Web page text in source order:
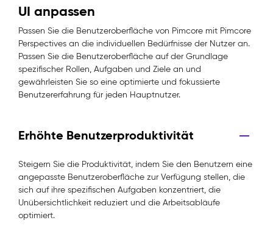
UI anpassen
Passen Sie die Benutzeroberfläche von Pimcore mit Pimcore
Perspectives an die individuellen Bedürfnisse der Nutzer an.
Passen Sie die Benutzeroberfläche auf der Grundlage
spezifischer Rollen, Aufgaben und Ziele an und
gewährleisten Sie so eine optimierte und fokussierte
Benutzererfahrung für jeden Hauptnutzer.
Erhöhte Benutzerproduktivität
Steigern Sie die Produktivität, indem Sie den Benutzern eine
angepasste Benutzeroberfläche zur Verfügung stellen, die
sich auf ihre spezifischen Aufgaben konzentriert, die
Unübersichtlichkeit reduziert und die Arbeitsabläufe
optimiert.